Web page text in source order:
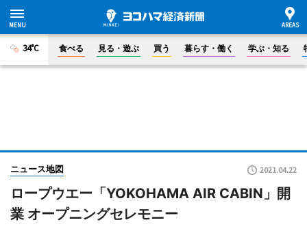
34°C 食べる 見る・遊ぶ 買う 暮らす・働く 学ぶ・知る
ニュース地図 2021.04.22
ロープウエー「YOKOHAMA AIR CABIN」開
業 オープニングセレモニー